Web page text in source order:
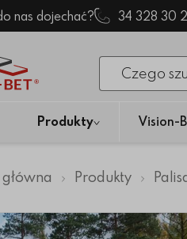
nas dojechać? 34 328 30
Po kliknięciu
Produkty Vision-
Produkty